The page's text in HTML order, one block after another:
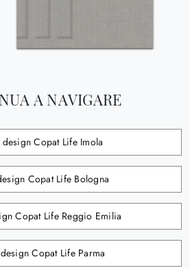
A NAVIGARE
Copat Life Imola
Copat Life Bologna
Copat Life Reggio Emilia
Copat Life Parma